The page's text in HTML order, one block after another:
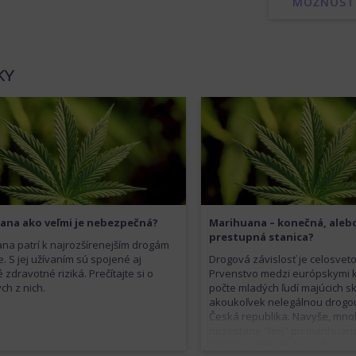
ako veľmi je nebezpečná?
patrí k najrozšírenejším drogám
S jej užívaním sú spojené aj
zdravotné riziká. Prečítajte si o
z nich.
Marihuana – konečná,
prestupná stanica?
Drogová závislosť je
Prvenstvo medzi európskymi
počte mladých ľudí majúcich
akoukoľvek nelegálnou
Česká republika. Navyše,